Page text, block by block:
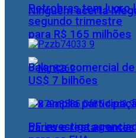
Ninguém acerta
para R$ 165 milhões
Pix amplia
bares e restaurantes
Petrobras tem lucro
segundo trimestre
Balança comercial
US$ 7 bilhões
PF investiga